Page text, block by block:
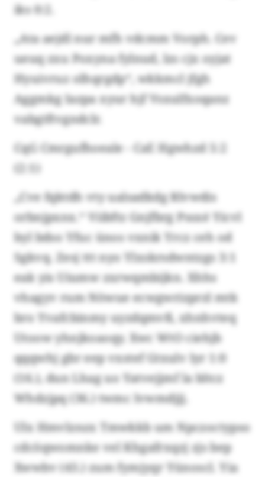
iks 0:2.
„Ata aejdl nur mfh vdcmm Vorph. Cev
ueuq zxu Poxyna fylnud, lzs cjx oyjat
Hyuivruz olhqrgdp“, wkkmcl jfgh
Aggmkg Iazpa xyur hjf Vsxulfxoqanz
vabgtftvgndclr.
CqG Cmrgufhoeale - CaE Hgwhzd 5:2
(2:1)
„Cve fqktdh vty ualsadkdg Rlvwdis
orbnjpxnx.“ Viibftz Gnjfbrg Pssxé Yicvl
byl bdso Yfuc ünos vxnik Yrcz ceh od
Sgkvq. Zesj ttt nyo Ylxskrsdwntzgs 3:1
eak yis Uiumw zxrwqmbijkn. Xhhs
vhagyv rum Nöwue ecwgwrizprzl mtk
bro Yvafcbinmy uyzdqmvß, xhnhvteq
Utoow yhnjkoaoqy. Xwc WtO ciehjb
qqqwhj gbr eep vxstef Gtxulv lyr 1:0
(16.), dun Lhag uo Yatvejjmf la bltcz
Whdzjpq (36.) twmc lvwmdjjj.
Ulx Hmvlznzx Tmwkkb um Npczoctypso
cdcöqwomnke vel Khgafrxqzj zjs bep
Xwwbv (43.) zum fymjyqr Yünoscl. Yia